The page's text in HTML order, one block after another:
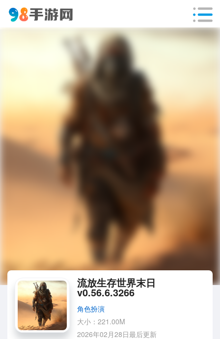
流放生存世界末日
v0.56.6.3266
角色扮演
大小：221.00M
2026年02月28日最后更新